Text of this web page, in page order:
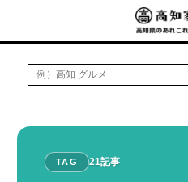
TAG 21記事